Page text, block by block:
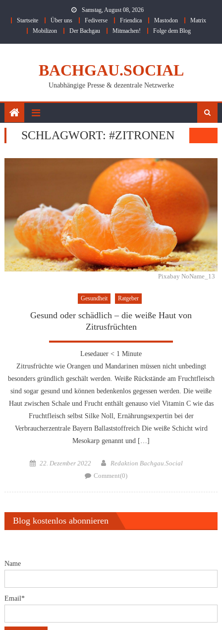
Samstag, August 08, 2026
Startseite
Über uns Fediverse Friendica Mastodon
Matrix
Mobilizon
Der Bachgau Mitmachen! Folge dem Blog
BACHGAU.SOCIAL
Unabhängige Presse & dezentrale Netzwerke
SCHLAGWORT: #ZITRONEN
Pixabay NoName_13
Gesundheit Ratgeber
Gesund oder schädlich – die weiße Haut von
Zitrusfrüchten
Lesedauer < 1 Minute
Zitrusfrüchte wie Orangen und Mandarinen müssen nicht unbedingt
besonders gründlich geschält werden. Weiße Rückstände am Fruchtfleisch
sind sogar gesund und können bedenkenlos gegessen werden. Die weiße
Haut zwischen Schale und Frucht enthält genauso viel Vitamin C wie das
Fruchtfleisch selbst Silke Noll, Ernährungsexpertin bei der
Verbraucherzentrale Bayern Ballaststoffreich Die weiße Schicht wird
Mesokarp genannt und […]
Posted
22. Dezember 2022 Author
Redaktion Bachgau.Social
Comment(0)
Blog kostenlos abonnieren
Name
Email*